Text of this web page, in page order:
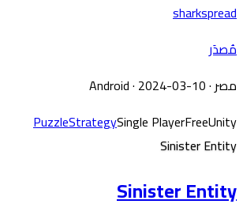
sharkspread
مُصدَر
مصر ·
Android· 2024-03-10
PuzzleStrategySingle PlayerFreeUnity
Sinister Entity
Sinister Entity